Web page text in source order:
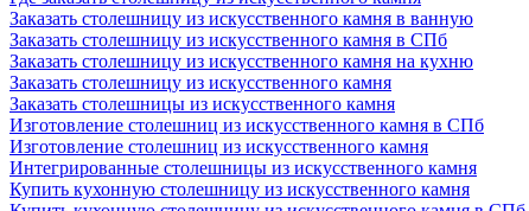
Заказать столешницу из искусственного камня в ванную
Заказать столешницу из искусственного камня в СПб
Заказать столешницу из искусственного камня на кухню
Заказать столешницу из искусственного камня
Заказать столешницы из искусственного камня
Изготовление столешниц из искусственного камня в СПб
Изготовление столешниц из искусственного камня
Интегрированные столешницы из искусственного камня
Купить кухонную столешницу из искусственного камня